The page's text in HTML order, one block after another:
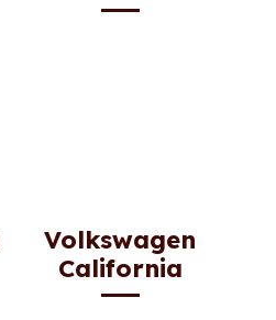
Volkswagen
California